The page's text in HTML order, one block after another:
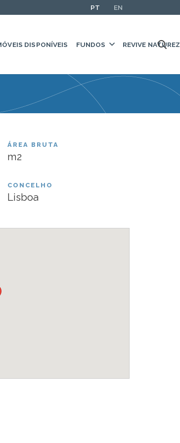
PT EN
DISPONÍVEIS FUNDOS REVIVE
Hotel
ÁREA BRUTA
m2
CONCELHO
Lisboa